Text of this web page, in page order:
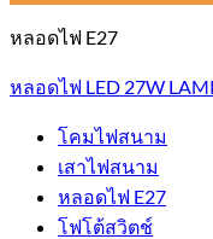
หลอดไฟ E27
หลอดไฟ LED 27W
โคมไฟสนาม
เสาไฟสนาม
หลอดไฟ E27
โฟโต้สวิตช์